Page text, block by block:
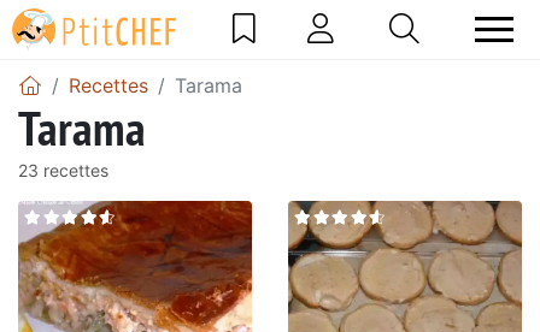
Recettes Tarama
Tarama
23 recettes